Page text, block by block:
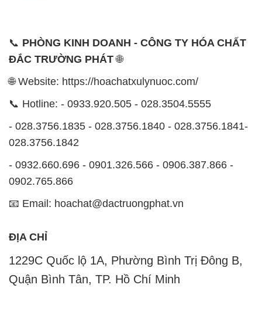
📞 PHÒNG KINH DOANH - CÔNG TY HÓA CHẤT
ĐẮC TRƯỜNG PHÁT🌐
🌐 Website: https://hoachatxulynuoc.com/
📞 Hotline: - 0933.920.505 - 028.3504.5555
- 028.3756.1835 - 028.3756.1840 - 028.3756.1841-
028.3756.1842
- 0932.660.696 - 0901.326.566 - 0906.387.866 -
0902.765.866
📧 Email: hoachat@dactruongphat.vn
ĐỊA CHỈ
1229C Quốc lộ 1A, Phường Bình Trị Đông B,
Quận Bình Tân, TP. Hồ Chí Minh